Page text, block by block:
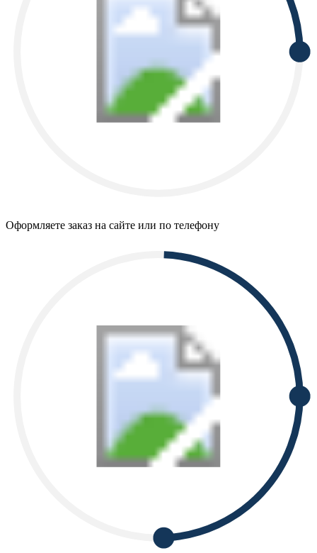
Оформляете заказ на сайте или по телефону